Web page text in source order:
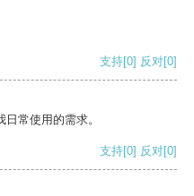
支持[0] 反对[0]
常使用的需求。
支持[0] 反对[0]